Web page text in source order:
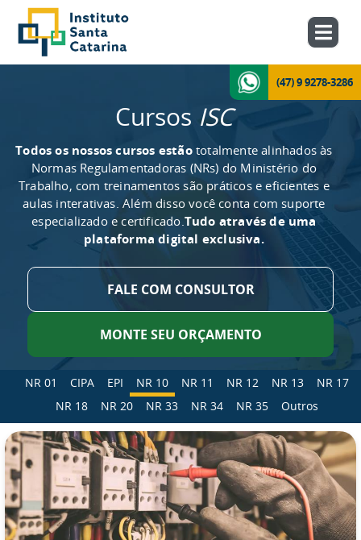
(47) 9 9278-3286
Cursos ISC
Todos os nossos cursos estãototalmente alinhados às
Normas Regulamentadoras (NRs) do Ministério do
Trabalho, com treinamentos são práticos e eficientes e
aulas interativas. Além disso você conta com suporte
especializado e certificado.Tudo através de uma
plataforma digital exclusiva.
FALE COM CONSULTOR
MONTE SEU ORÇAMENTO
NR 01 CIPA EPI NR 10 NR 11 NR 12 NR 13
NR 17
NR 18
NR 20 NR 33 NR 34 NR 35 Outros